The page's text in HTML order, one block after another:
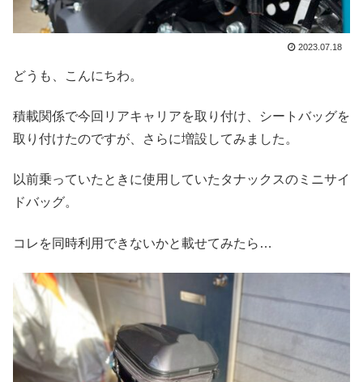
2023.07.18
どうも、こんにちわ。
積載関係で今回リアキャリアを取り付け、シートバッグを
取り付けたのですが、さらに増設してみました。
以前乗っていたときに使用していたタナックスのミニサイ
ドバッグ。
コレを同時利用できないかと載せてみたら…